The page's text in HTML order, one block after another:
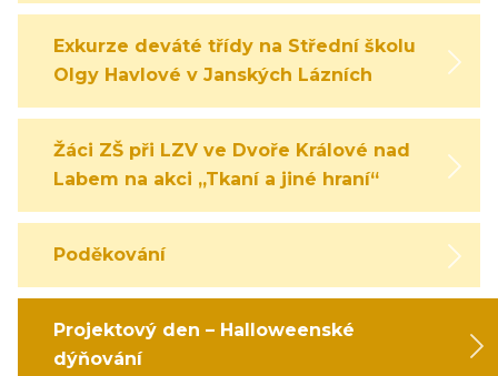
Exkurze deváté třídy na Střední školu
Olgy Havlové v Janských Lázních
Žáci ZŠ při LZV ve Dvoře Králové nad
Labem na akci „Tkaní a jiné hraní“
Poděkování
Projektový den – Halloweenské
dýňování